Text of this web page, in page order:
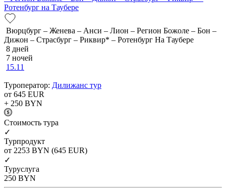
Ротенбург на Таубере
Вюрцбург – Женева – Анси – Лион – Регион Божоле – Бон –
Дижон – Страсбург – Риквир* – Ротенбург На Таубере
8 дней
7 ночей
15.11
Туроператор: Дилижанс тур
от 645 EUR
+ 250 BYN
Cтоимость тура
✓
Турпродукт
от 2253 BYN (645 EUR)
✓
Туруслуга
250 BYN